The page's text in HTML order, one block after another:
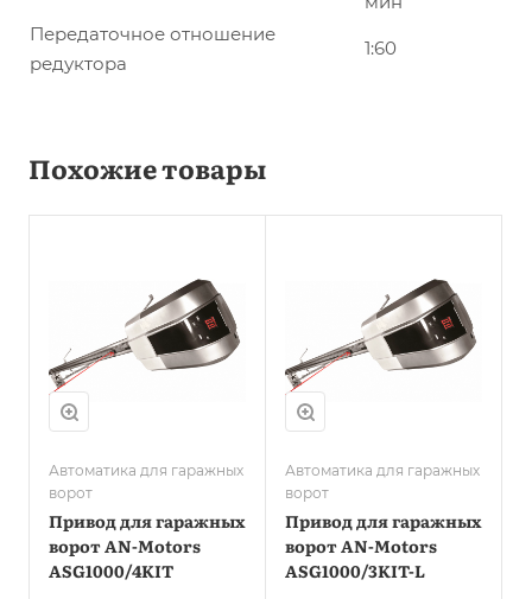
Передаточное отношение
редуктора
1:60
Похожие товары
Автоматика для гаражных
ворот
Привод для гаражных
ворот AN-Motors
ASG1000/4KIT
Автоматика для гаражных
ворот
Привод для гаражных
ворот AN-Motors
ASG1000/3KIT-L